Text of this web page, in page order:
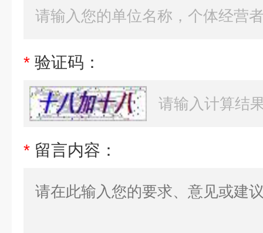
* 验证码：
* 留言内容：